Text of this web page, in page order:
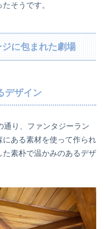
そうです。
に包まれた劇場
デザイン
通り、ファンタジーラン
にある素材を使って作られ
素朴で温かみのあるデザ